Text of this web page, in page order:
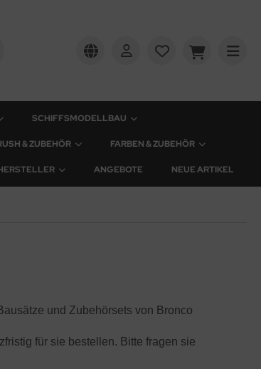
SCHIFFSMODELLBAU
& ZUBEHÖR FARBEN & ZUBEHÖR
ANGEBOTE NEUE ARTIKEL
und Zubehörsets von Bronco
für sie bestellen. Bitte fragen sie